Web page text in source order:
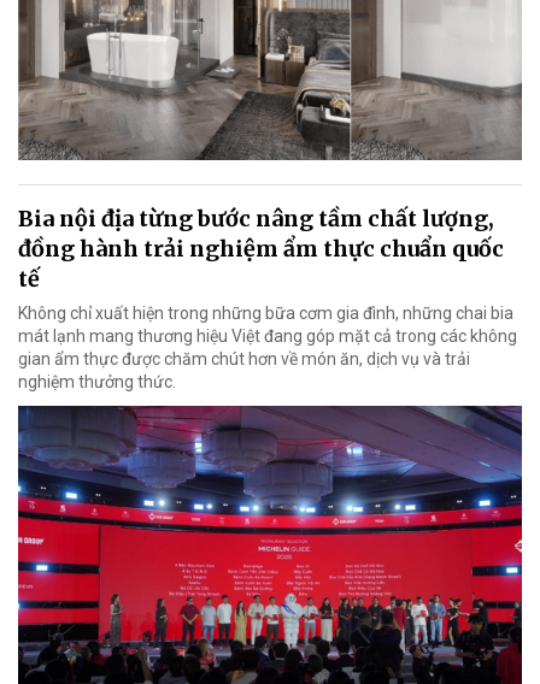
Bia nội địa từng bước nâng tầm chất lượng,
đồng hành trải nghiệm ẩm thực chuẩn quốc
tế
Không chỉ xuất hiện trong những bữa cơm gia đình, những chai bia
mát lạnh mang thương hiệu Việt đang góp mặt cả trong các không
gian ẩm thực được chăm chút hơn về món ăn, dịch vụ và trải
nghiệm thưởng thức.